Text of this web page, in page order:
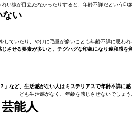
い線が目立たなかったりすると、年齢不詳だという印
ない
ていたり、やけに毛量が多いことも年齢不詳に思われ
じさせる要素が多いと、チグハグな印象になり違和感を
」など、生活感がない人はミステリアスで年齢不詳に感
ども生活感がなく、年齢を感じさせないでしょう
能人